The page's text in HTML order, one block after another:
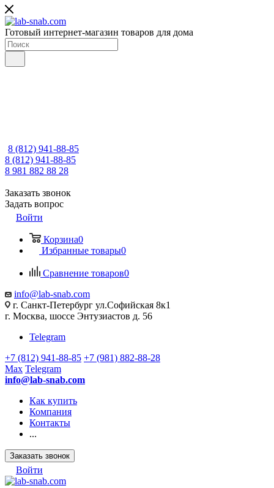
Готовый интернет-магазин товаров для дома
8 (812) 941-88-85
8 (812) 941-88-85
8 981 882 88 28
Заказать звонок
Задать вопрос
Войти
Корзина0
Избранные товары0
Сравнение товаров0
info@lab-snab.com
г. Санкт-Петербург ул.Софийская 8к1
г. Москва, шоссе Энтузиастов д. 56
Telegram
+7 (812) 941-88-85 +7 (981) 882-88-28
Max Telegram
info@lab-snab.com
Как купить
Компания
Контакты
...
Заказать звонок
Войти